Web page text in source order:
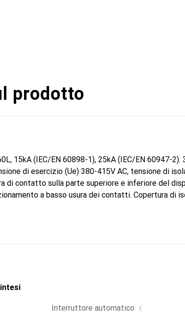
prodotto
15kA (IEC/EN 60898-1), 25kA (IEC/EN 60947-2).
di esercizio (Ue) 380-415V AC, tensione di
di contatto sulla parte superiore e inferiore del
a basso usura dei contatti. Copertura di
per l'utente. Con indicatore meccanico di errore
verde per garantire l'assenza di tensione
mobile. Morsettiera semplice dall'alto o dal
fase installata, grazie all'elemento di fissaggio
(opzionali) per la visualizzazione della posizione di
automatico iC60L soddisfa le seguenti
Interruttore automatico i